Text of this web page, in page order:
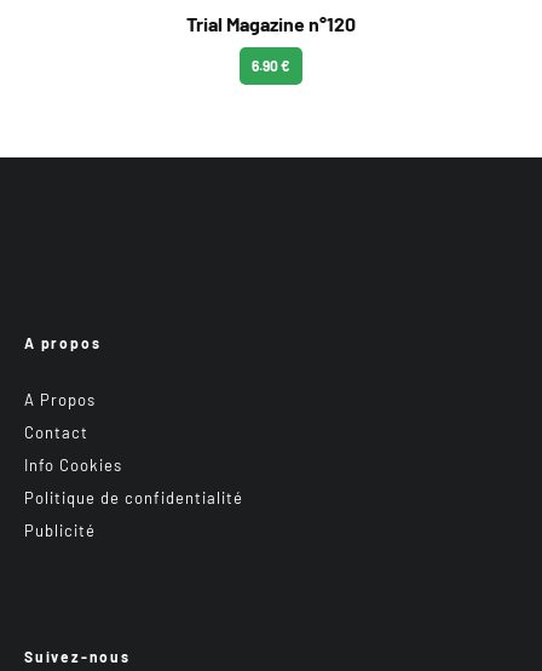
Trial Magazine n°120
6.90 €
A propos
A Propos
Contact
Info Cookies
Politique de confidentialité
Publicité
Suivez-nous